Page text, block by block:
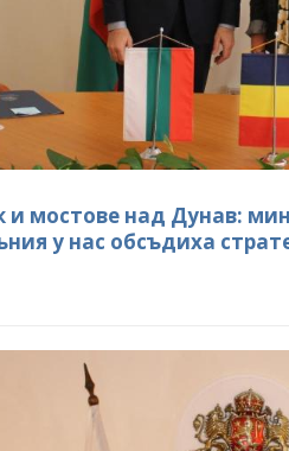
и мостове над Дунав:
у нас обсъдиха